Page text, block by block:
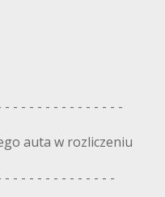
- - - - - - - - - - - - - -
auta w rozliczeniu
- - - - - - - - - - - - -